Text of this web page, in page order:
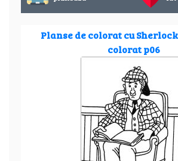
Planse de colorat cu
colorat p06